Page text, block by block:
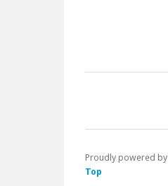
Proudly powered by
Top